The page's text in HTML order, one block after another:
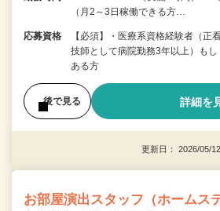
（月2～3日稼働できる方…
応募資格
【必須】・医療系資格経験者（正
技師として病院勤務3年以上）も
ある方
後で見る 詳細を
更新日： 2026/05/
お部屋演出スタッフ（ホームス